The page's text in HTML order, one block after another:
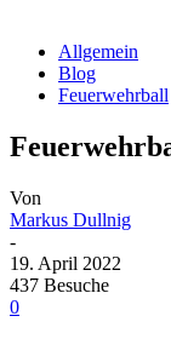
Allgemein
Blog
Feuerwehrball
Von
Markus Dullnig
-
19. April 2022
437 Besuche
0